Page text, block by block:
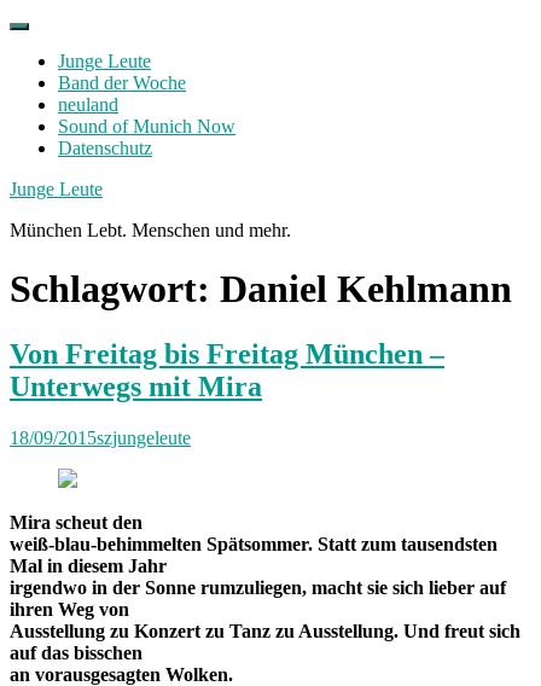
Skip
contentJunge Leute
Band der Woche
neuland
Sound of Munich Now
Datenschutz
Facebook
Twitter
Instagram
Junge Leute
München Lebt. Menschen und mehr.
Schlagwort: Daniel Kehlmann
Von Freitag bis Freitag München –
Unterwegs mit Mira
18/09/2015szjungeleute
Mira scheut den
weiß-blau-behimmelten Spätsommer. Statt zum tausendsten
Mal in diesem Jahr
irgendwo in der Sonne rumzuliegen, macht sie sich lieber auf
ihren Weg von
Ausstellung zu Konzert zu Tanz zu Ausstellung. Und freut sich
auf das bisschen
an vorausgesagten Wolken.